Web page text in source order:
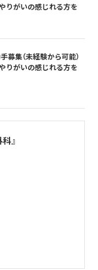
りがいの感じれる方を
募集（未経験から可能）
りがいの感じれる方を
』